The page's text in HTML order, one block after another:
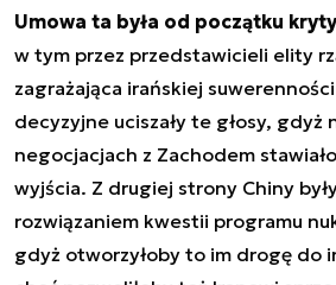
Umowa ta była od początku
w tym przez przedstawicieli elity
zagrażająca irańskiej
decyzyjne uciszały te głosy, gdyż
negocjacjach z Zachodem
wyjścia. Z drugiej strony Chiny
rozwiązaniem kwestii programu
gdyż otworzyłoby to im drogę do